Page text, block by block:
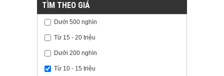
TÌM THEO GIÁ
Dưới 500 nghìn
Từ 15 - 20 triệu
Dưới 200 nghìn
Từ 10 - 15 triệu